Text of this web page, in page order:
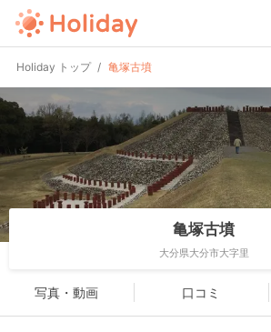
Holiday トップ 亀塚古墳
亀塚古墳
大分県大分市大字里
写真・動画 口コミ